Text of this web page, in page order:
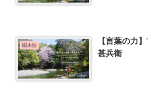
樹木医
【言葉の力
甚兵衛